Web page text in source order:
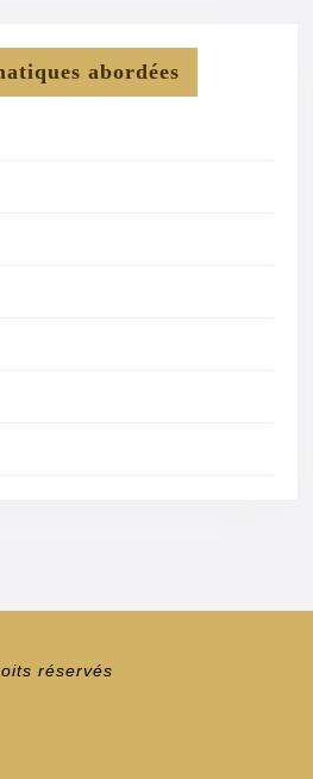
abordées
réservés